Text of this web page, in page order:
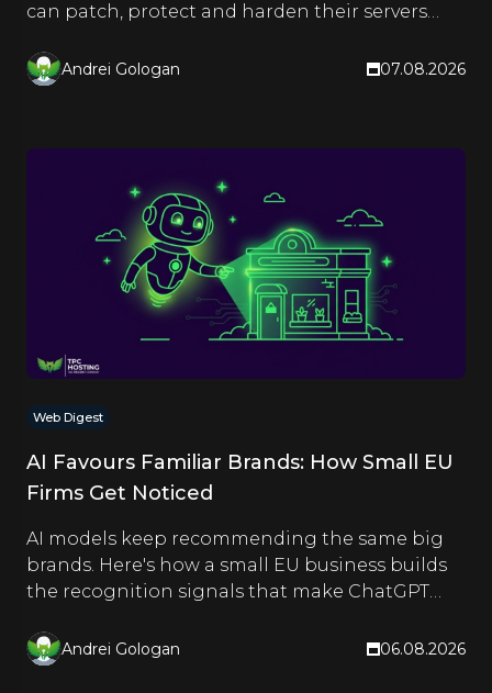
can patch, protect and harden their servers
Andrei Gologan 07.08.2026
Web Digest
AI Favours Familiar Brands: How Small EU
Firms Get Noticed
AI models keep recommending the same big
brands. Here's how a small EU business builds
the recognition signals that make ChatGPT
Andrei Gologan 06.08.2026